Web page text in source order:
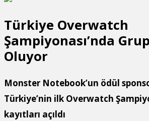
Türkiye Overwatch
Şampiyonası’nda
Oluyor
Monster Notebook’un ödül
Türkiye’nin ilk Overwatch
kayıtları açıldı